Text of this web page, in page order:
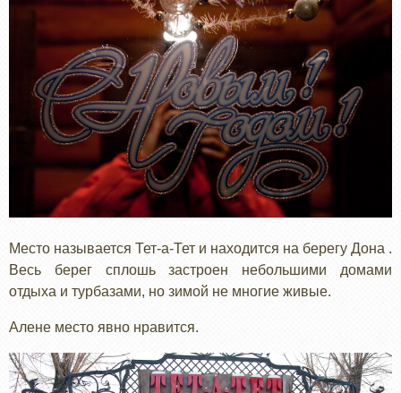
Место называется Тет-а-Тет и находится на берегу Дона .
Весь берег сплошь застроен небольшими домами
отдыха и турбазами, но зимой не многие живые.
Алене место явно нравится.